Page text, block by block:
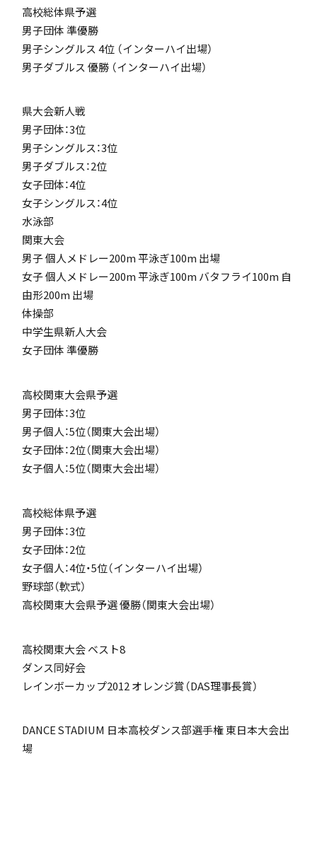
高校総体県予選
男子団体 準優勝
男子シングルス 4位 （インターハイ出場）
男子ダブルス 優勝 （インターハイ出場）
県大会新人戦
男子団体：3位
男子シングルス：3位
男子ダブルス：2位
女子団体：4位
女子シングルス：4位
水泳部
関東大会
男子 個人メドレー200m 平泳ぎ100m 出場
女子 個人メドレー200m 平泳ぎ100m バタフライ100m 自
由形200m 出場
体操部
中学生県新人大会
女子団体 準優勝
高校関東大会県予選
男子団体：3位
男子個人：5位（関東大会出場）
女子団体：2位（関東大会出場）
女子個人：5位（関東大会出場）
高校総体県予選
男子団体：3位
女子団体：2位
女子個人：4位・5位（インターハイ出場）
野球部（軟式）
高校関東大会県予選 優勝（関東大会出場）
高校関東大会 ベスト8
ダンス同好会
レインボーカップ2012 オレンジ賞（DAS理事長賞）
DANCE STADIUM 日本高校ダンス部選手権 東日本大会出
場
特色
茗溪ジェネラルクラス（MG）
アカデミアクラス（AC）
国際バカロレア（IB）クラス
スーパーサイエンスハイスクール(SSH)
個人課題研究
国内・海外研修旅行